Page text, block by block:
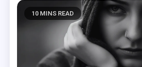
10 MINS READ